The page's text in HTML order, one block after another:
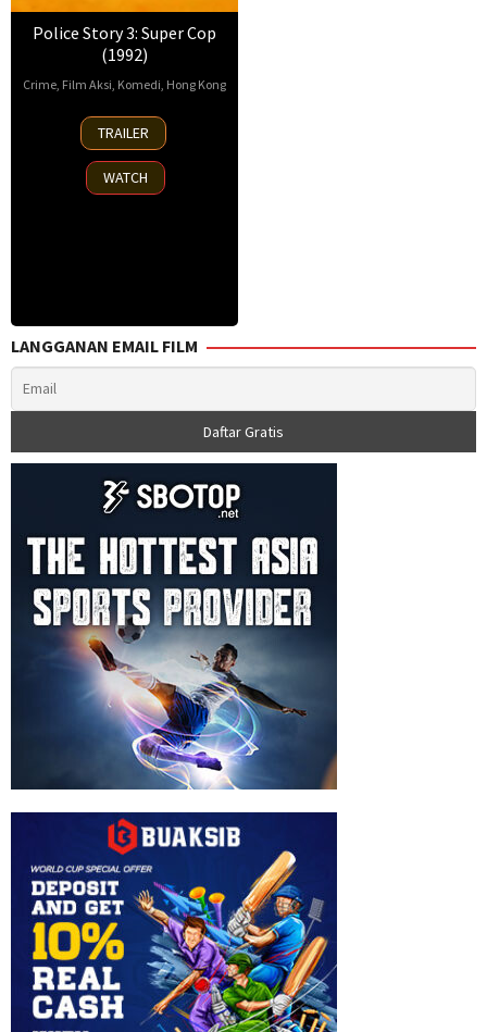
Police Story 3: Super Cop
(1992)
Crime Film Aksi Komedi Hong Kong
4
Jul
1992
Stanley
Tong
TRAILER
WATCH
LANGGANAN EMAIL FILM